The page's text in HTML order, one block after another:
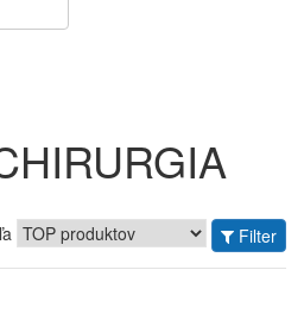
Filter